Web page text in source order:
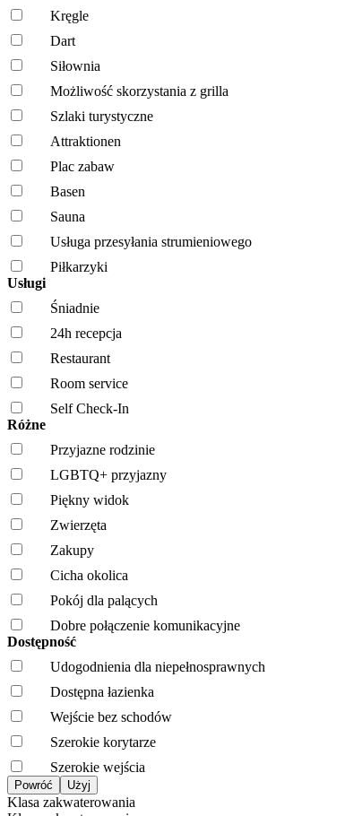
Kręgle
Dart
Siłownia
Możliwość skorzystania z grilla
Szlaki turystyczne
Attraktionen
Plac zabaw
Basen
Sauna
Usługa przesyłania strumieniowego
Piłkarzyki
Usługi
Śniadnie
24h recepcja
Restaurant
Room service
Self Check-In
Różne
Przyjazne rodzinie
LGBTQ+ przyjazny
Piękny widok
Zwierzęta
Zakupy
Cicha okolica
Pokój dla palących
Dobre połączenie komunikacyjne
Dostępność
Udogodnienia dla niepełnosprawnych
Dostępna łazienka
Wejście bez schodów
Szerokie korytarze
Szerokie wejścia
Klasa zakwaterowania